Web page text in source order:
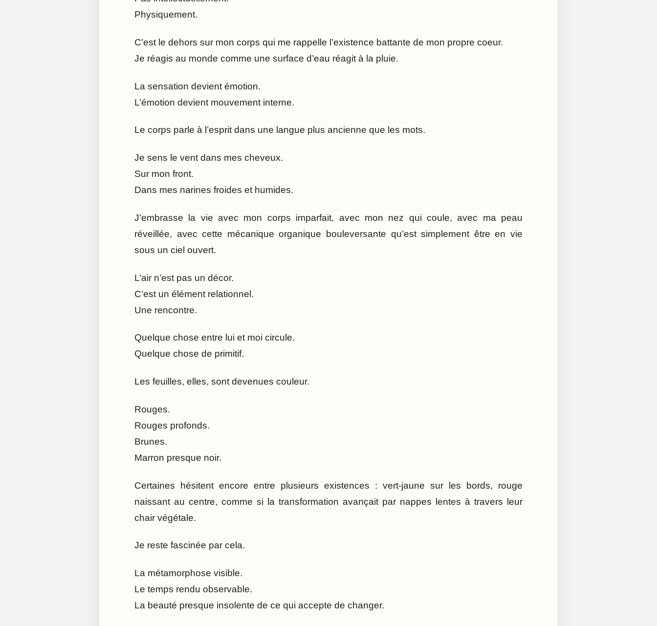
Physiquement.
C’est le dehors sur mon corps qui me rappelle l’existence battante de mon propre coeur.
Je réagis au monde comme une surface d’eau réagit à la pluie.
La sensation devient émotion.
L’émotion devient mouvement interne.
Le corps parle à l’esprit dans une langue plus ancienne que les mots.
Je sens le vent dans mes cheveux.
Sur mon front.
Dans mes narines froides et humides.
J’embrasse la vie avec mon corps imparfait, avec mon nez qui coule, avec ma peau
réveillée, avec cette mécanique organique bouleversante qu’est simplement être en vie
sous un ciel ouvert.
L’air n’est pas un décor.
C’est un élément relationnel.
Une rencontre.
Quelque chose entre lui et moi circule.
Quelque chose de primitif.
Les feuilles, elles, sont devenues couleur.
Rouges.
Rouges profonds.
Brunes.
Marron presque noir.
Certaines hésitent encore entre plusieurs existences : vert-jaune sur les bords, rouge
naissant au centre, comme si la transformation avançait par nappes lentes à travers leur
chair végétale.
Je reste fascinée par cela.
La métamorphose visible.
Le temps rendu observable.
La beauté presque insolente de ce qui accepte de changer.